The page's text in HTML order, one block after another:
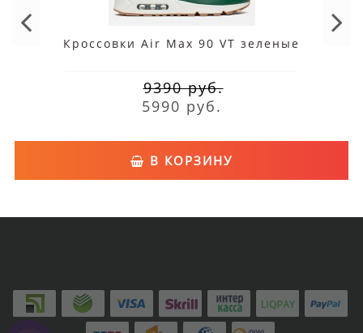
Кроссовки Air Max 90 VT зеленые
9390 руб.
5990 руб.
В КОРЗИНУ